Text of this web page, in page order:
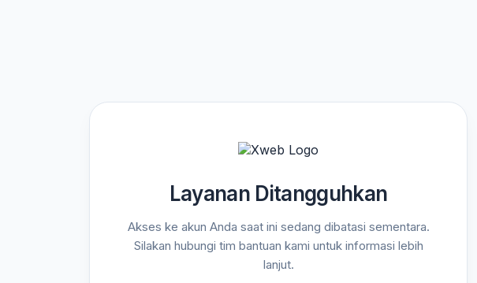
Layanan Ditangguhkan
Akses ke akun Anda saat ini sedang dibatasi sementara.
Silakan hubungi tim bantuan kami untuk informasi lebih
lanjut.